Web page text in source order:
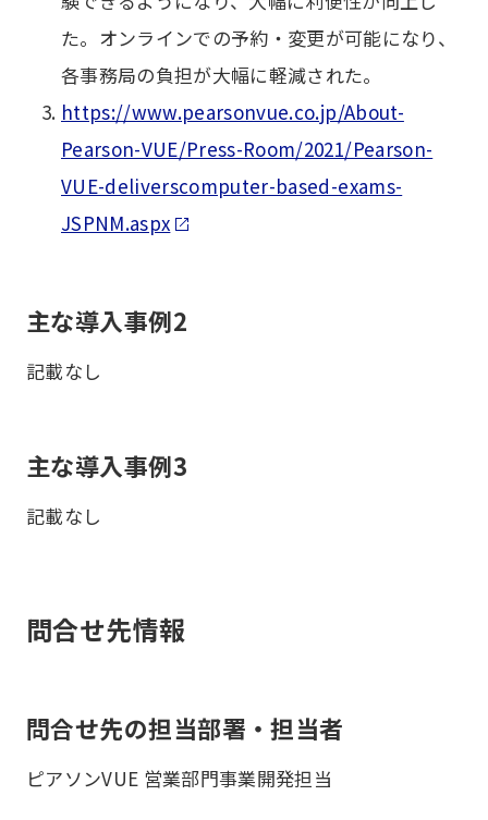
た。オンラインでの予約・変更が可能になり、
各事務局の負担が大幅に軽減された。
https://www.pearsonvue.co.jp/About-
Pearson-VUE/Press-Room/2021/Pearson-
VUE-deliverscomputer-based-exams-
JSPNM.aspx
主な導入事例2
記載なし
主な導入事例3
記載なし
問合せ先情報
問合せ先の担当部署・担当者
ピアソンVUE 営業部門事業開発担当